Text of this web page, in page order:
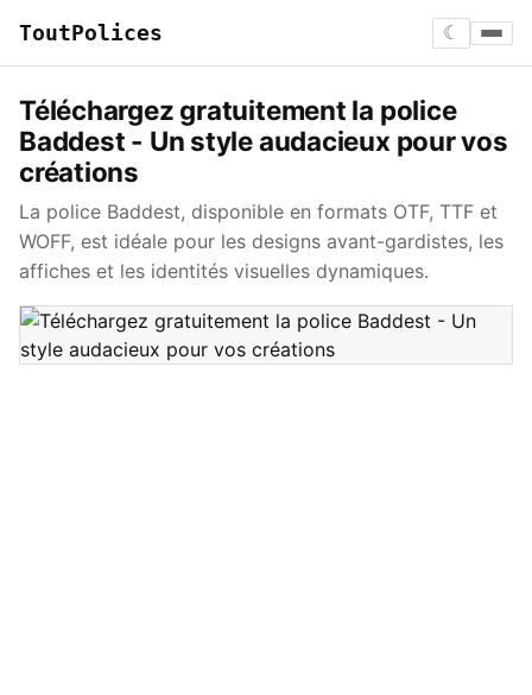
ToutPolices ☾
Téléchargez gratuitement la police
Baddest - Un style audacieux pour vos
créations
La police Baddest, disponible en formats OTF, TTF et
WOFF, est idéale pour les designs avant-gardistes, les
affiches et les identités visuelles dynamiques.